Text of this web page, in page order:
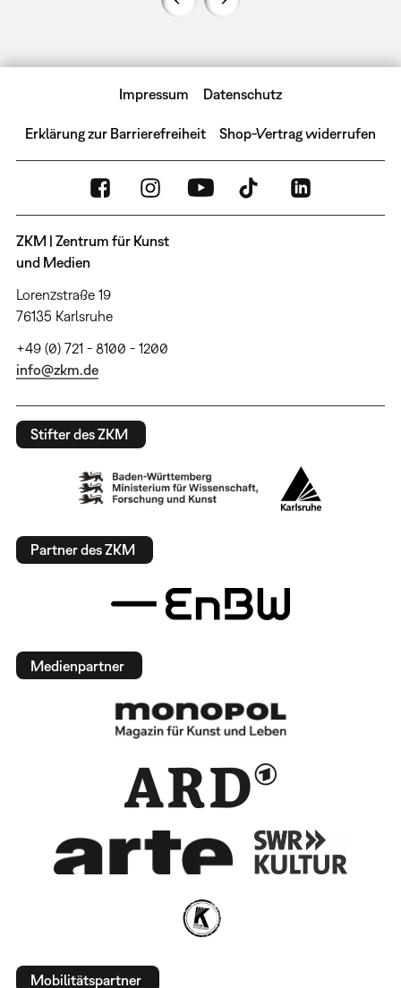
Impressum Datenschutz
Erklärung zur Barrierefreiheit Shop-Vertrag widerrufen
ZKM | Zentrum für Kunst
und Medien
Lorenzstraße 19
76135 Karlsruhe
+49 (0) 721 - 8100 - 1200
info@zkm.de
Stifter des ZKM
Partner des ZKM
Medienpartner
Mobilitätspartner